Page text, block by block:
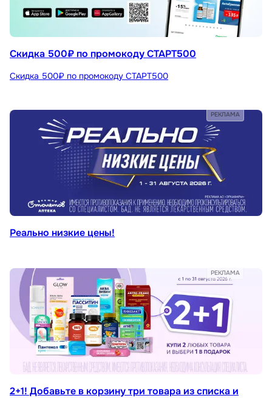
Скидка 500₽ по промокоду СТАРТ500
Скидка 500₽ по промокоду СТАРТ500
Реально низкие цены!
РЕКЛАМА
2+1! Добавьте в корзину три товара из списка и
РЕКЛАМА